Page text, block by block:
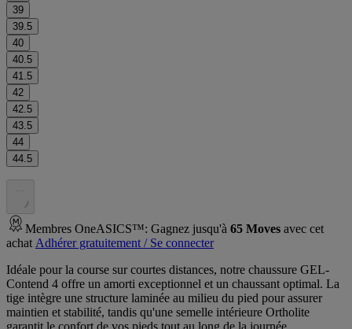
39
39.5
40
40.5
41.5
42
42.5
43.5
44
44.5
. . .
Membres OneASICS™: Gagnez jusqu'à 65 Moves avec cet
achat Adhérer gratuitement / Se connecter
Idéale pour la course sur courtes distances, notre chaussure GEL-
Contend 4 offre un amorti exceptionnel et un chaussant optimal. La
tige intègre une structure laminée au milieu du pied pour assurer
maintien et stabilité, tandis qu'une semelle intérieure Ortholite